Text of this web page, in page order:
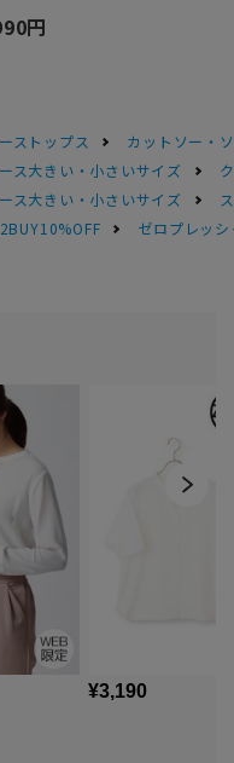
円
ストップス
カットソー・
ス大きい・小さいサイズ
ス大きい・小さいサイズ
ゼロプレッ